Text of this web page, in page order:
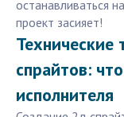
останавливаться
проект засияет!
Технические
спрайтов:
исполнителя